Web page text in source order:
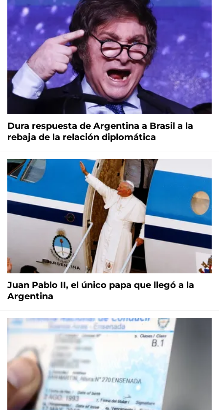
Dura respuesta de Argentina a Brasil a la
rebaja de la relación diplomática
Juan Pablo II, el único papa que llegó a la
Argentina